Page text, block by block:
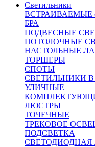
Светильники
ВСТРАИВАЕМЫЕ
БРА
ПОДВЕСНЫЕ
ПОТОЛОЧНЫЕ
НАСТОЛЬНЫЕ
ТОРШЕРЫ
СПОТЫ
СВЕТИЛЬНИКИ
УЛИЧНЫЕ
ЛЮСТРЫ
ТОЧЕЧНЫЕ
ТРЕКОВОЕ
ПОДСВЕТКА
СВЕТОДИОДНАЯ